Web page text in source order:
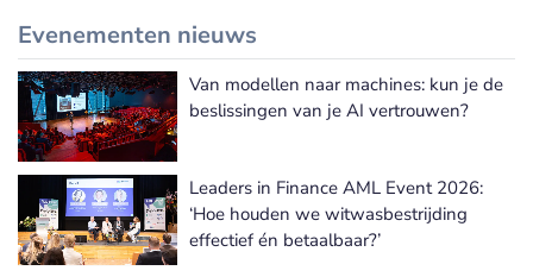
Evenementen nieuws
Meer Evenementen nieuws
Van modellen naar machines: kun je de
beslissingen van je AI vertrouwen?
Leaders in Finance AML Event 2026:
‘Hoe houden we witwasbestrijding
effectief én betaalbaar?’